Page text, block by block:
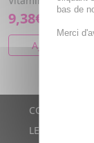
9,38€
AJOUTER AU
CONTACTS
LE BLOG
bas de
Merci